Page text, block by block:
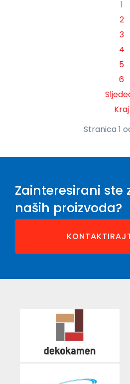
1
2
3
4
5
6
Kraj
Stranica 1
Zainteresirani ste
naših proizvoda?